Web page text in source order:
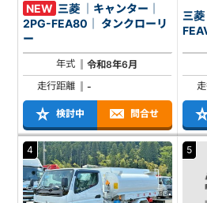
NEW 三菱 ｜キャンター｜
2PG-FEA80｜ タンクローリ
ー
年式
令和8年6月
走行距離
-
検討中 問合せ
三
4 5